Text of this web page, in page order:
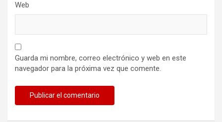
Web
Guarda mi nombre, correo electrónico y web en este
navegador para la próxima vez que comente.